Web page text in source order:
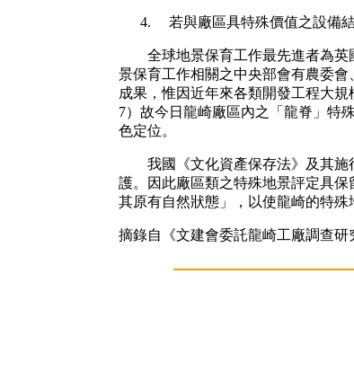
若與廠區具特殊價值之設備
全球地景保育工作最先進者為英國
景保育工作相關之中央部會有農委
成果，惟因近年來各類開發工程大
7）故今日龍崎廠區內之「龍脊」特
色定位。
我國《文化資產保存法》及其施
護。因此廠區類之特殊地景評定具
其原有自然狀態」，以使龍崎的特殊
摘錄自《文建會委託龍崎工廠調查研